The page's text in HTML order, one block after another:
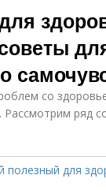
со
Рассмотрим ряд